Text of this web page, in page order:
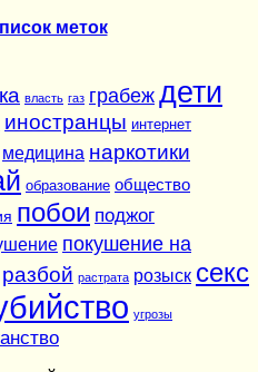
меток
власть газ грабеж дети
иностранцы интернет
медицина наркотики
образование общество
побои поджог
покушение на
разбой растрата розыск секс
угрозы